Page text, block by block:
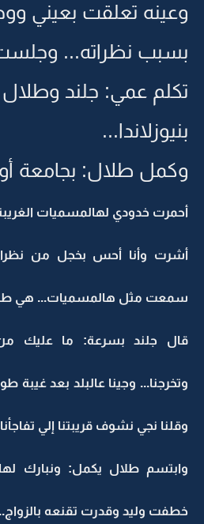
وعينه تعلقت بعيني
بسبب نظراته...
تكلم عمي: جلند وطلال
بنيوزلاندا...
وكمل طلال: بجامعة
أحمرت خدودي لهالمسميات
أشرت وأنا أحس بخجل من
سمعت مثل هالمسميات... هي
قال جلند بسرعة: ما عليك من
وتخرجنا... وجينا عالبلد بعد غيبة
وقلنا نجي نشوف قريبتنا إلي
وابتسم طلال يكمل: ونبارك
خطفت وليد وقدرت تقنعه